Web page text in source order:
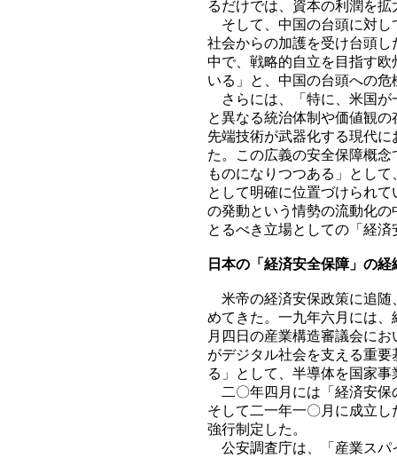
るだけでは、資本の利潤を
そして、中国の台頭に対し
社会からの加護を受け台頭
中で、戦略的自立を目指す
いる」と、中国の台頭への
さらには、「特に、米国が
と異なる統治体制や価値観
先端技術が武器化する現代
た。この広義の安全保障概
ものになりつつある」とし
として明確に位置づけられ
の発動という情勢の流動化
とるべき立場としての「経
日本の「経済安全保障」の経
米帝の経済安保政策に追随
めてきた。一九年六月には
月四日の産業構造審議会に
がデジタル社会を支える重
る」として、半導体を国家
二〇年四月には「経済安保
そして二一年一〇月に成立
強行制定した。
公安調査庁は、「産業スパ